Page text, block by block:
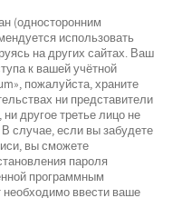
(односторонним
использовать
на других сайтах. Ваш
к вашей учётной
пожалуйста, храните
ни представители
ни другое третье лицо не
случае, если вы забудете
вы сможете
пароля
программным
ввести ваше